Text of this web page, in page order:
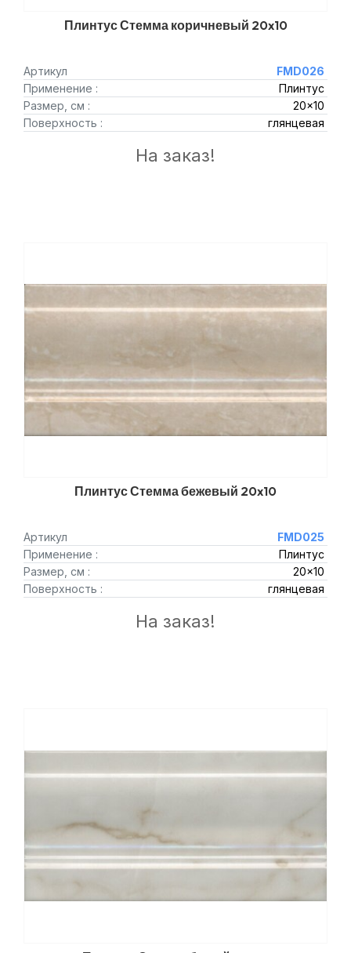
Плинтус Стемма коричневый 20x10
Артикул
FMD026
Применение :
Плинтус
Размер, см :
20x10
Поверхность :
глянцевая
На заказ!
Плинтус Стемма бежевый 20x10
Артикул
FMD025
Применение :
Плинтус
Размер, см :
20x10
Поверхность :
глянцевая
На заказ!